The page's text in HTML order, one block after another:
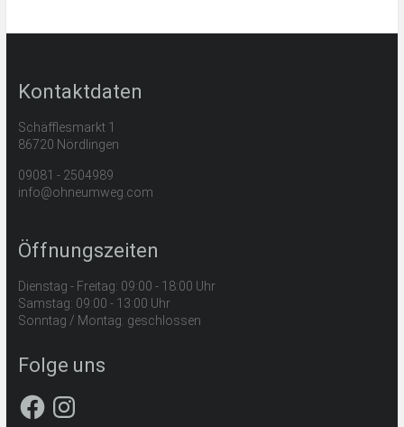
Kontaktdaten
Schäfflesmarkt 1
86720 Nördlingen
09081 - 2504989
info@ohneumweg.com
Öffnungszeiten
Dienstag - Freitag: 09:00 - 18:00 Uhr
Samstag: 09:00 - 13:00 Uhr
Sonntag / Montag: geschlossen
Folge uns